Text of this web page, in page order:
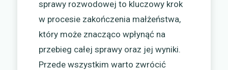
sprawy rozwodowej to kluczowy krok
w procesie zakończenia małżeństwa,
który może znacząco wpłynąć na
przebieg całej sprawy oraz jej wyniki.
Przede wszystkim warto zwrócić